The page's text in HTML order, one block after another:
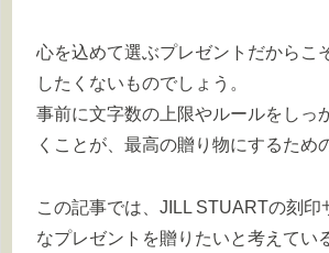
心を込めて選ぶプレゼントだからこ
したくないものでしょう。
事前に文字数の上限やルールをしっ
くことが、最高の贈り物にするため
この記事では、JILL STUARTの刻印
なプレゼントを贈りたいと考えてい